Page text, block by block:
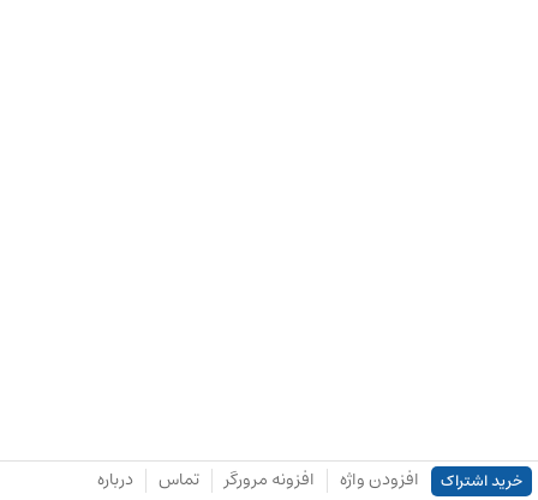
خرید اشتراک افزودن واژه افزونه مرورگر تماس درباره